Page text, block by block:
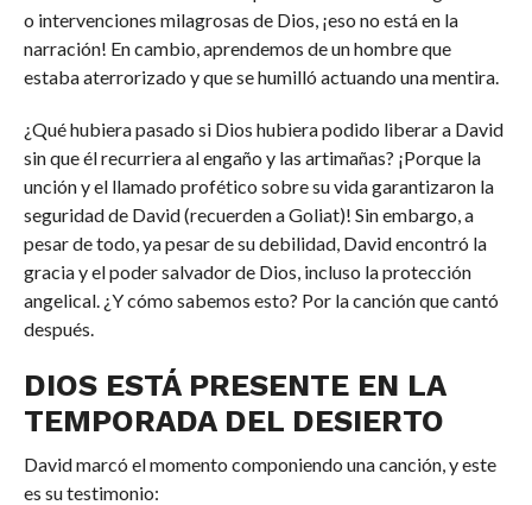
o intervenciones milagrosas de Dios, ¡eso no está en la
narración! En cambio, aprendemos de un hombre que
estaba aterrorizado y que se humilló actuando una mentira.
¿Qué hubiera pasado si Dios hubiera podido liberar a David
sin que él recurriera al engaño y las artimañas? ¡Porque la
unción y el llamado profético sobre su vida garantizaron la
seguridad de David (recuerden a Goliat)! Sin embargo, a
pesar de todo, ya pesar de su debilidad, David encontró la
gracia y el poder salvador de Dios, incluso la protección
angelical. ¿Y cómo sabemos esto? Por la canción que cantó
después.
DIOS ESTÁ PRESENTE EN LA
TEMPORADA DEL DESIERTO
David marcó el momento componiendo una canción, y este
es su testimonio: